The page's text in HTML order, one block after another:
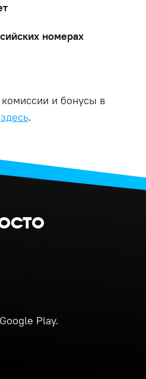
номерах
и бонусы в
здесь.
Play.